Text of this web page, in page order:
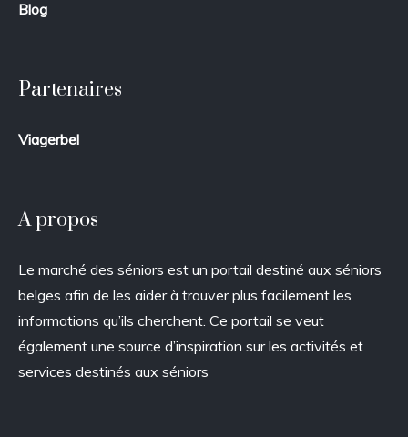
Blog
Partenaires
Viagerbel
A propos
Le marché des séniors est un portail destiné aux séniors
belges afin de les aider à trouver plus facilement les
informations qu’ils cherchent. Ce portail se veut
également une source d’inspiration sur les activités et
services destinés aux séniors